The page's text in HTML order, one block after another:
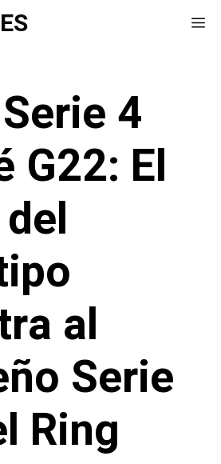
4
G22: El
al
Serie
Ring